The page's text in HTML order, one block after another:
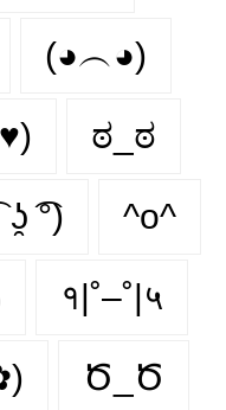
(◕︵◕)
ಠ_ಠ
ʖ̯ ͡°) ^o^
१|˚–˚|५
Ծ_Ծ